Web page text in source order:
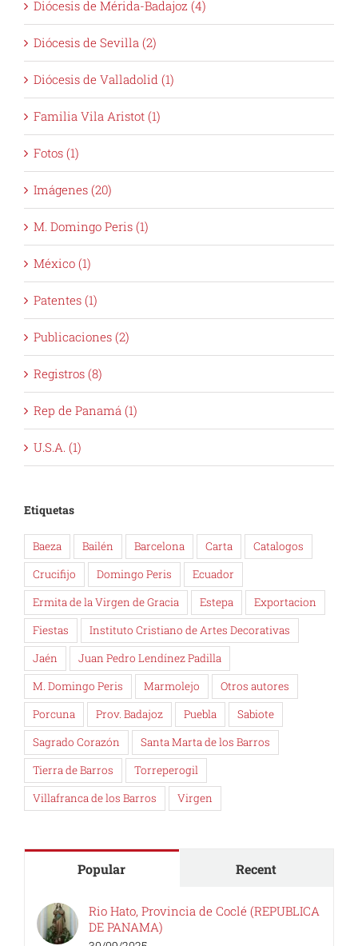
Diócesis de Sevilla (2)
Diócesis de Valladolid (1)
Familia Vila Aristot (1)
Fotos (1)
Imágenes (20)
M. Domingo Peris (1)
México (1)
Patentes (1)
Publicaciones (2)
Registros (8)
Rep de Panamá (1)
U.S.A. (1)
Crucifijo
Domingo Peris
Ecuador
Ermita de la Virgen de Gracia
Estepa
Fiestas
Instituto Cristiano de Artes Decorativas
Jaén
Juan Pedro Lendínez Padilla
M. Domingo Peris
Marmolejo
Otros autores
Porcuna
Prov. Badajoz Puebla
Sabiote
Sagrado Corazón
Santa Marta de los Barros
Tierra de Barros
Torreperogil
Villafranca de los Barros
Virgen
Popular
DE PANAMA)
30/09/2025